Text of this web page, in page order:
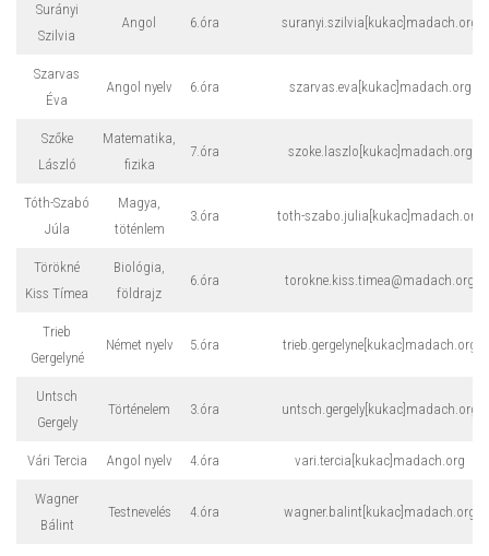
Surányi
Szilvia
Angol 6.óra suranyi.szilvia[kukac]madach.org
Szarvas
Éva
Angol nyelv 6.óra szarvas.eva[kukac]madach.org
Szőke
László
Matematika,
fizika
7.óra szoke.laszlo[kukac]madach.org
Tóth-Szabó
Júla
Magya,
töténlem
3.óra toth-szabo.julia[kukac]madach.org
Törökné
Kiss Tímea
Biológia,
földrajz
6.óra torokne.kiss.timea@madach.org
Trieb
Gergelyné
Német nyelv 5.óra trieb.gergelyne[kukac]madach.org
Untsch
Gergely
Történelem 3.óra untsch.gergely[kukac]madach.org
Vári Tercia Angol nyelv 4.óra vari.tercia[kukac]madach.org
Wagner
Bálint
Testnevelés 4.óra wagner.balint[kukac]madach.org